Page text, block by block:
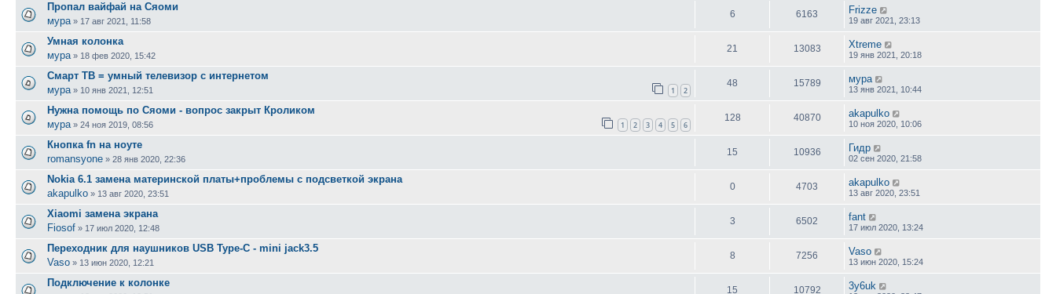
Пропал вайфай на Сяоми
мура » 17 авг 2021, 11:58
6 6163 Frizze
19 авг 2021, 23:13
Умная колонка
мура » 18 фев 2020, 15:42
21 13083 Xtreme
19 янв 2021, 20:18
Смарт ТВ = умный телевизор с интернетом
мура » 10 янв 2021, 12:51 1 2
48 15789 мура
13 янв 2021, 10:44
Нужна помощь по Сяоми - вопрос закрыт Кроликом
мура » 24 ноя 2019, 08:56 1 2 3 4 5 6
128 40870 akapulko
10 ноя 2020, 10:06
Кнопка fn на ноуте
romansyone » 28 янв 2020, 22:36
15 10936 Гидр
02 сен 2020, 21:58
Nokia 6.1 замена материнской платы+проблемы с подсветкой экрана
akapulko » 13 авг 2020, 23:51
0 4703 akapulko
13 авг 2020, 23:51
Xiaomi замена экрана
Fiosof » 17 июл 2020, 12:48
3 6502 fant
17 июл 2020, 13:24
Переходник для наушников USB Type-C - mini jack3.5
Vaso » 13 июн 2020, 12:21
8 7256 Vaso
13 июн 2020, 15:24
Подключение к колонке
15 10792 3y6uk